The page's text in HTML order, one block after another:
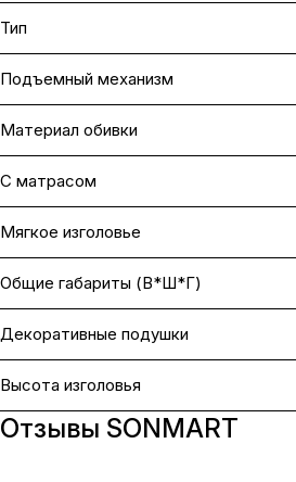
Тип
Подъемный механизм
Материал обивки
С матрасом
Мягкое изголовье
Общие габариты (В*Ш*Г)
Декоративные подушки
Высота изголовья
Отзывы SONMART